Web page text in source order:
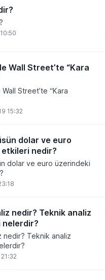
Wall Street’te “Kara
Street’te “Kara
15:32
dolar ve euro
nedir?
dolar ve euro üzerindeki
nedir? Teknik analiz
nedir? Teknik analiz